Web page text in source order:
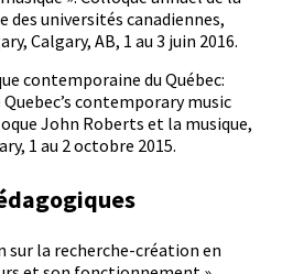
des universités canadiennes,
Calgary, AB, 1 au 3 juin 2016.
contemporaine du Québec:
contemporary music
John Roberts et la musique,
1 au 2 octobre 2015.
sur la recherche-création en